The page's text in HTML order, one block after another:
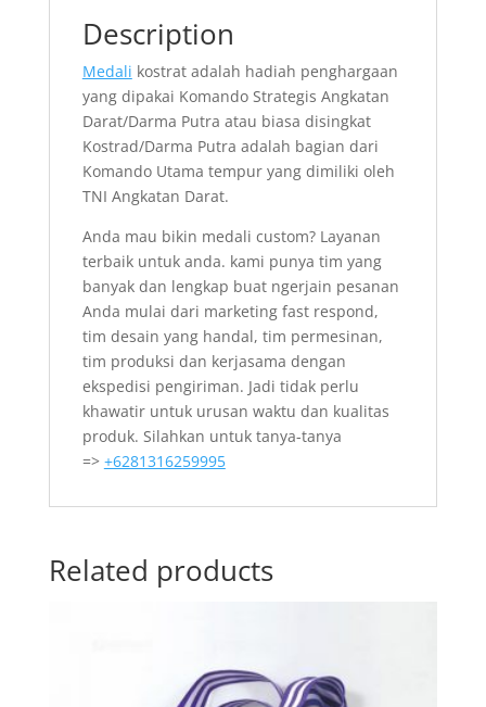
Description
Medali kostrat adalah hadiah penghargaan
yang dipakai Komando Strategis Angkatan
Darat/Darma Putra atau biasa disingkat
Kostrad/Darma Putra adalah bagian dari
Komando Utama tempur yang dimiliki oleh
TNI Angkatan Darat.
Anda mau bikin medali custom? Layanan
terbaik untuk anda. kami punya tim yang
banyak dan lengkap buat ngerjain pesanan
Anda mulai dari marketing fast respond,
tim desain yang handal, tim permesinan,
tim produksi dan kerjasama dengan
ekspedisi pengiriman. Jadi tidak perlu
khawatir untuk urusan waktu dan kualitas
produk. Silahkan untuk tanya-tanya
=> +6281316259995
Related products